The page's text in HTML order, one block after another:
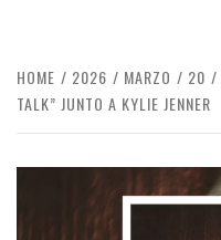
HOME 2026 MARZO 20
TALK” JUNTO A KYLIE JENNER